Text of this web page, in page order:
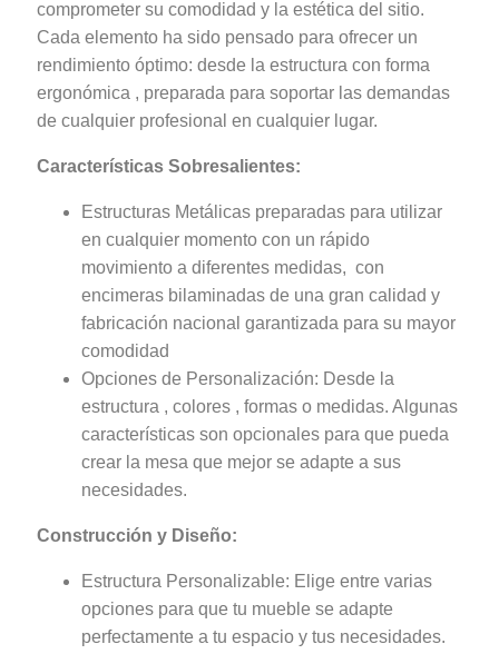
comprometer su comodidad y la estética del sitio.
Cada elemento ha sido pensado para ofrecer un
rendimiento óptimo: desde la estructura con forma
ergonómica , preparada para soportar las demandas
de cualquier profesional en cualquier lugar.
Características Sobresalientes:
Estructuras Metálicas preparadas para utilizar
en cualquier momento con un rápido
movimiento a diferentes medidas, con
encimeras bilaminadas de una gran calidad y
fabricación nacional garantizada para su mayor
comodidad
Opciones de Personalización: Desde la
estructura , colores , formas o medidas. Algunas
características son opcionales para que pueda
crear la mesa que mejor se adapte a sus
necesidades.
Construcción y Diseño:
Estructura Personalizable: Elige entre varias
opciones para que tu mueble se adapte
perfectamente a tu espacio y tus necesidades.